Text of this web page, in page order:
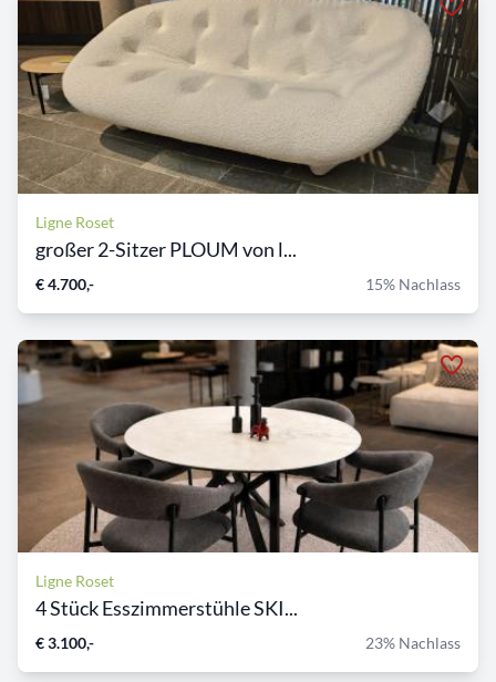
Ligne Roset
großer 2-Sitzer PLOUM von l...
€ 4.700,- 15% Nachlass
Ligne Roset
4 Stück Esszimmerstühle SKI...
€ 3.100,- 23% Nachlass